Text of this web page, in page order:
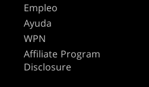
Empleo
Ayuda
WPN
Affiliate Program
Disclosure